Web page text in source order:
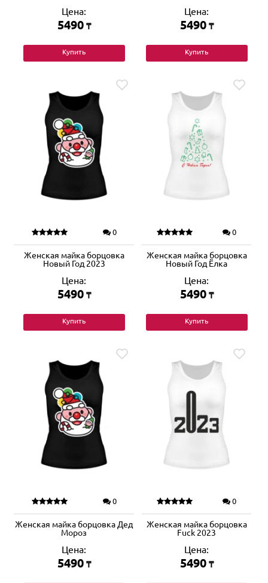
Цена:
5490 ₸
Купить
Цена:
5490 ₸
Купить
0
Женская майка борцовка
Новый Год 2023
Цена:
5490 ₸
Купить
0
Женская майка борцовка
Новый Год Ёлка
Цена:
5490 ₸
Купить
0
Женская майка борцовка Дед
Мороз
Цена:
5490 ₸
0
Женская майка борцовка
Fuck 2023
Цена:
5490 ₸